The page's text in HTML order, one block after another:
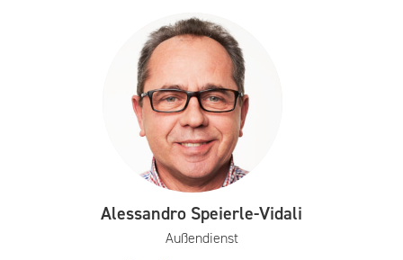
Alessandro Speierle-Vidali
Außendienst